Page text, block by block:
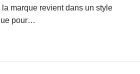
marque revient dans un style
pour…